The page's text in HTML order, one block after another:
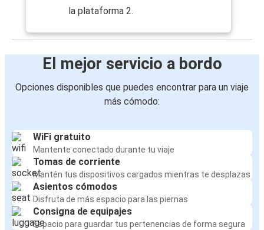
la plataforma 2.
El mejor servicio a bordo
Opciones disponibles que puedes encontrar para un viaje
más cómodo:
WiFi gratuito
Mantente conectado durante tu viaje
Tomas de corriente
Mantén tus dispositivos cargados mientras te desplazas
Asientos cómodos
Disfruta de más espacio para las piernas
Consigna de equipajes
Espacio para guardar tus pertenencias de forma segura